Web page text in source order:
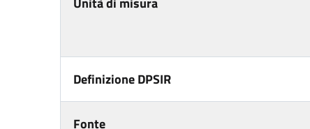
Definizione DPSIR
Fonte